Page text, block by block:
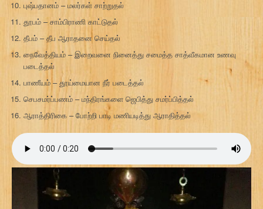
புஷ்பதானம் – மலர்கள் சாற்றுதல்
தூபம் – சாம்பிராணி காட்டுதல்
தீபம் – தீப ஆராதனை செய்தல்
நைவேத்தியம் – இறைவனை நினைத்து சமைத்த சாத்வீகமான உணவு
படைத்தல்
பாணீயம் – தூய்மையான நீர் படைத்தல்
செபசமர்ப்பணம் – மந்திரங்களை ஜெபித்து சமர்ப்பித்தல்
ஆராத்திரிகை – போற்றி பாடி மணியடித்து ஆராதித்தல்